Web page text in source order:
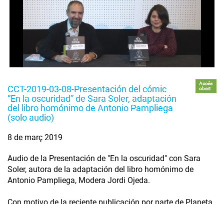
CCT-2019-03-08-Presentación del cómic
“En la oscuridad” de Sara Soler, adaptación
del libro homónimo de Antonio Pampliega
(solo audio)
Accés
obert
8 de març 2019
Audio de la Presentación de "En la oscuridad" con Sara
Soler, autora de la adaptación del libro homónimo de
Antonio Pampliega, Modera Jordi Ojeda.